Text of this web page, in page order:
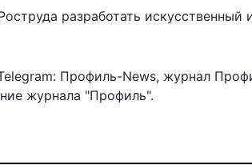
разработать искусственный
Профиль-News, журнал
журнала "Профиль".